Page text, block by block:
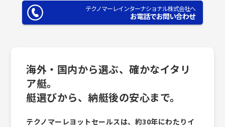
テクノマーレインターナショナル株式会社へ
お電話でお問い合わせ
海外・国内から選ぶ、確かなイタリ
ア艇。
艇選びから、納艇後の安心まで。
テクノマーレヨットセールスは、約30年にわたりイ